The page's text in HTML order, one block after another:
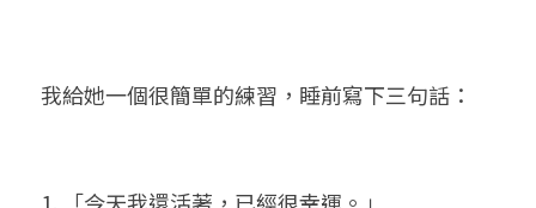
我給她一個很簡單的練習，睡前寫下三句話：